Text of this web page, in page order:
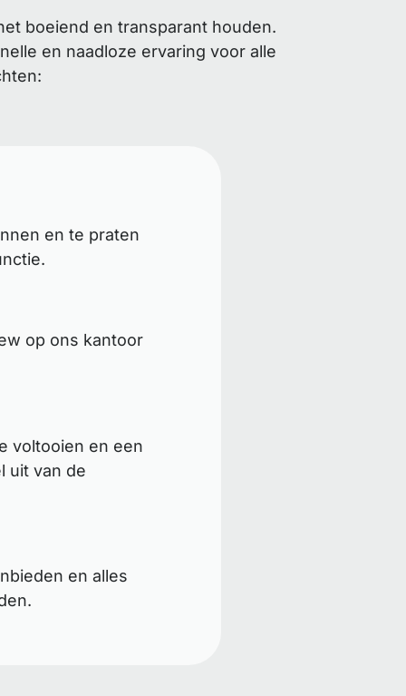
boeiend en transparant houden.
en naadloze ervaring voor alle
en te praten
op ons kantoor
voltooien en een
uit van de
en alles